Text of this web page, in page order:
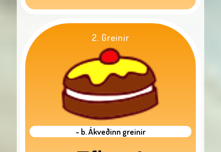
2. Greinir
- b. Ákveðinn greinir